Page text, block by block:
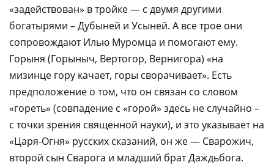
«задействован» в тройке — с двумя другими
богатырями – Дубыней и Усыней. А все трое они
сопровождают Илью Муромца и помогают ему.
Горыня (Горыныч, Вертогор, Вернигора) «на
мизинце гору качает, горы сворачивает». Есть
предположение о том, что он связан со словом
«гореть» (совпадение с «горой» здесь не случайно –
с точки зрения священной науки), и это указывает на
«Царя-Огня» русских сказаний, он же — Сварожич,
второй сын Сварога и младший брат Даждьбога.